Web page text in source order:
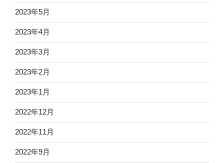
2023年5月
2023年4月
2023年3月
2023年2月
2023年1月
2022年12月
2022年11月
2022年9月